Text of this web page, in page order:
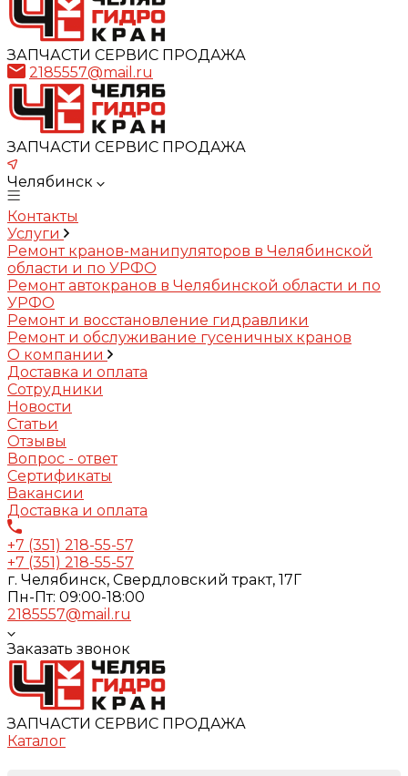
ЗАПЧАСТИ СЕРВИС ПРОДАЖА
2185557@mail.ru
ЗАПЧАСТИ СЕРВИС ПРОДАЖА
Челябинск
Контакты
Услуги
Ремонт кранов-манипуляторов в Челябинской
области и по УРФО
Ремонт автокранов в Челябинской области и по
УРФО
Ремонт и восстановление гидравлики
Ремонт и обслуживание гусеничных кранов
О компании
Доставка и оплата
Сотрудники
Новости
Статьи
Отзывы
Вопрос - ответ
Сертификаты
Вакансии
Доставка и оплата
+7 (351) 218-55-57
+7 (351) 218-55-57
г. Челябинск, Свердловский тракт, 17Г
Пн-Пт: 09:00-18:00
2185557@mail.ru
Заказать звонок
ЗАПЧАСТИ СЕРВИС ПРОДАЖА
Каталог